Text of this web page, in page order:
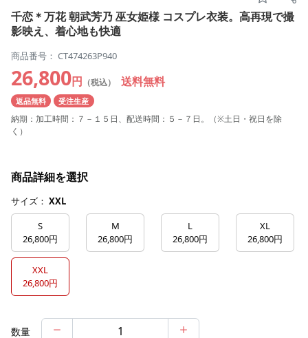
千恋＊万花 朝武芳乃 巫女姫様 コスプレ衣装。高再現で撮
影映え、着心地も快適
商品番号： CT474263P940
26,800円 （税込） 送料無料
返品無料 受注生産
納期：加工時間：７－１５日、配送時間：５－７日。（※土日・祝日を除
く）
商品詳細を選択
サイズ： XXL
S
26,800円
M
26,800円
L
26,800円
XL
26,800円
XXL
26,800円
数量